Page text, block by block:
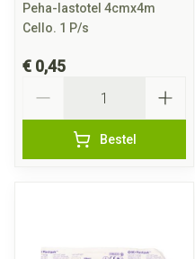
Peha-lastotel 4cmx4m
Cello. 1 P/s
€ 0,45
Bestel